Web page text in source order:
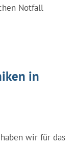
Notfall
in
wir für das